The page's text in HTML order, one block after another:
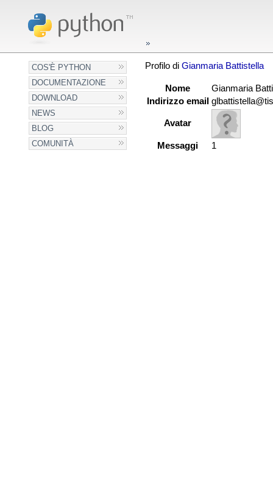
COS'È PYTHON
DOCUMENTAZIONE
DOWNLOAD
NEWS
BLOG
COMUNITÀ
Profilo di Gianmaria Battistella
Nome
Gianmaria
Indirizzo email
Avatar
Messaggi 1